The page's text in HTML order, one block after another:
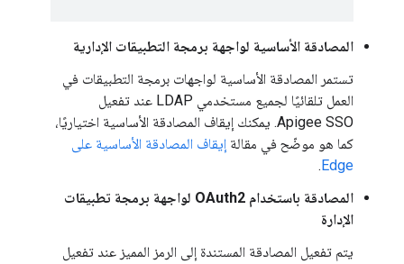
المصادقة الأساسية لواجهة برمجة التطبيقات الإدارية
تستمر المصادقة الأساسية لواجهات برمجة التطبيقات في
العمل تلقائيًا لجميع مستخدمي LDAP عند تفعيل
Apigee SSO. يمكنك إيقاف المصادقة الأساسية اختياريًا،
كما هو موضّح في مقالة إيقاف المصادقة الأساسية على
Edge
.
المصادقة باستخدام OAuth2 لواجهة برمجة تطبيقات
الإدارة
يتم تفعيل المصادقة المستندة إلى الرمز المميز عند تفعيل